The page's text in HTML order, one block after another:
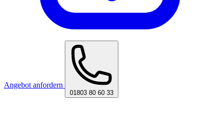
Angebot anfordern
01803 80 60 33